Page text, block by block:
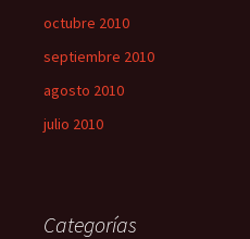
octubre 2010
septiembre 2010
agosto 2010
julio 2010
Categorías